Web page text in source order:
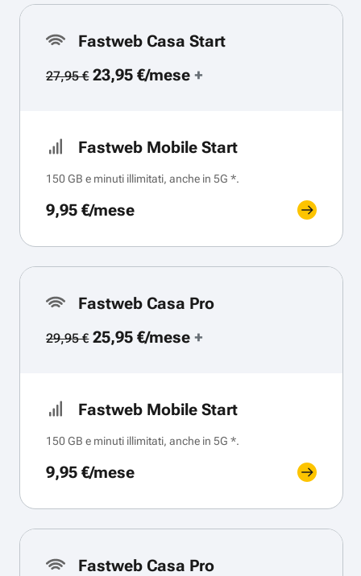
Fastweb Casa Start
27,95 €23,95 €/mese+
Fastweb Mobile Start
150 GB e minuti illimitati, anche in 5G *.
9,95 €/mese
Fastweb Casa Pro
29,95 €25,95 €/mese+
Fastweb Mobile Start
150 GB e minuti illimitati, anche in 5G *.
9,95 €/mese
Fastweb Casa Pro